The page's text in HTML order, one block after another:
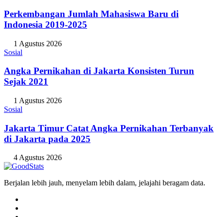
Perkembangan Jumlah Mahasiswa Baru di
Indonesia 2019-2025
1 Agustus 2026
Sosial
Angka Pernikahan di Jakarta Konsisten Turun
Sejak 2021
1 Agustus 2026
Sosial
Jakarta Timur Catat Angka Pernikahan Terbanyak
di Jakarta pada 2025
4 Agustus 2026
Berjalan lebih jauh, menyelam lebih dalam, jelajahi beragam data.